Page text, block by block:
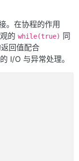
。在协程的作用
的 while(true) 同
回值配合
I/O 与异常处理。